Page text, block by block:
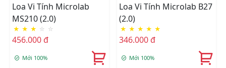
Loa Vi Tính Microlab
MS210 (2.0)
★ ★ ★ ☆ ☆
456.000 đ
Mới 100%
Loa Vi Tính Microlab B27
(2.0)
★ ★ ★ ★ ★
346.000 đ
Mới 100%